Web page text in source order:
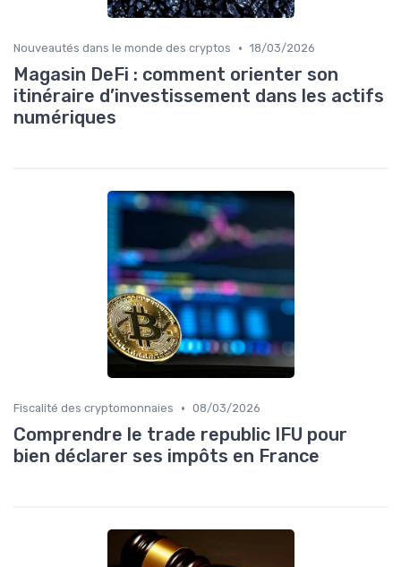
Nouveautés dans le monde des cryptos • 18/03/2026
Magasin DeFi : comment orienter son
itinéraire d’investissement dans les actifs
numériques
Fiscalité des cryptomonnaies • 08/03/2026
Comprendre le trade republic IFU pour
bien déclarer ses impôts en France